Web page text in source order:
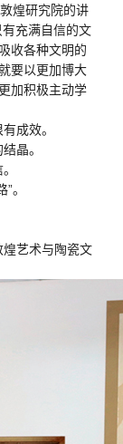
煌研究院的讲
充满自信的文
收各种文明的
要以更加博大
加积极主动学
成效。
晶。
。
艺术与陶瓷文